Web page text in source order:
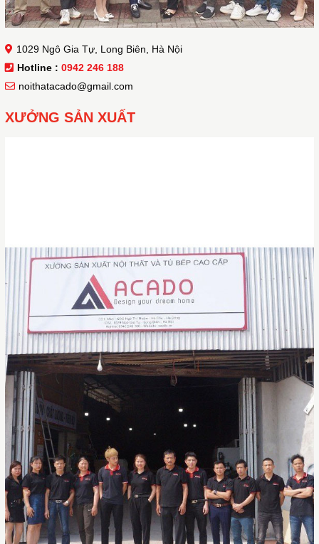
1029 Ngô Gia Tự, Long Biên, Hà Nội
Hotline : 0942 246 188
noithatacado@gmail.com
XƯỞNG SẢN XUẤT